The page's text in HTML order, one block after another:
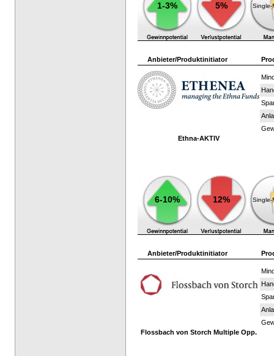
1-3% 5% Single-
Anbieter/Produktinitiator
Ethna-AKTIV
6-10% 12% Single-
Anbieter/Produktinitiator
Flossbach von Storch Multiple Opp.